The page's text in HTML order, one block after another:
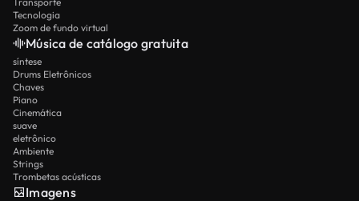
Tecnologia
Zoom de fundo virtual
Música de catálogo gratuita
síntese
Drums Eletrônicos
Chaves
Piano
Cinemática
suave
eletrônico
Ambiente
Strings
Trombetas acústicas
Imagens